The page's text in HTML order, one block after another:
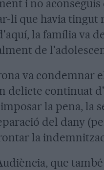
i no
li que havia tingut
la família va
de
va condemnar
delicte continuat
la pena, la
del dany
la
que